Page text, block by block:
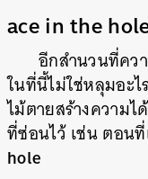
ace in the
อีกสำนวนที่คว
ในที่นี้ไม่ใช่หลุมอะ
ไม้ตายสร้างความ
ที่ซ่อนไว้เช่น ตอน
hole